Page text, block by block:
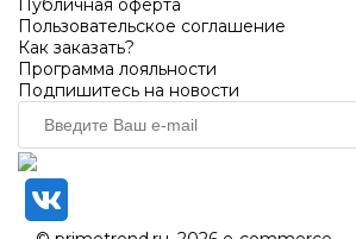
Публичная оферта
Пользовательское соглашение
Как заказать?
Программа лояльности
Подпишитесь на новости